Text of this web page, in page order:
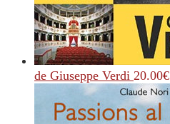
de Giuseppe Verdi 20.00€